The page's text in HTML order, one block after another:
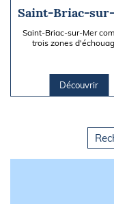
Saint-Briac-
Saint-Briac-sur-Mer
trois zones
Port,...
Découvrir